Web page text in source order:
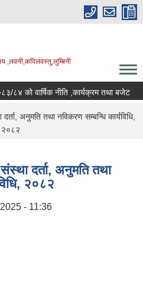
,लवनी,कपिलवस्तु,लुम्बिनी
८४ को वार्षिक नीति ,कार्यक्रम तथा बजेट
अनुमति तथा नविकरण सम्बन्धि कार्यविधि,
२०८२
दर्ता, अनुमति तथा
२०८२
- 11:36